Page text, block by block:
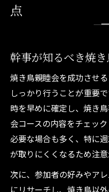
点
幹事が知るべき焼
焼き鳥親睦会を成功させ
しっかり行うことが重要
時を早めに確定し、焼き
会コースの内容をチェッ
必要な場合も多く、特に
が取りにくくなるため注意
次に、参加者の好みやア
にリサーチし、焼き鳥以